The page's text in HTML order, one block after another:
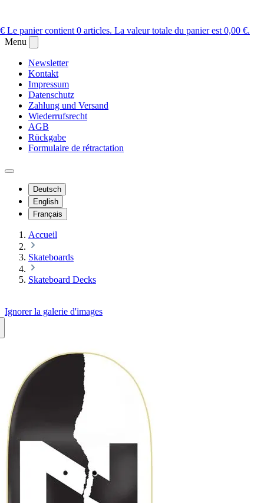
Le panier contient 0 articles. La valeur totale du panier est 0,00 €.
Menu
Newsletter
Kontakt
Impressum
Datenschutz
Zahlung und Versand
Wiederrufsrecht
AGB
Rückgabe
Formulaire de rétractation
Deutsch
English
Français
Accueil
Skateboards
Skateboard Decks
Ignorer la galerie d'images